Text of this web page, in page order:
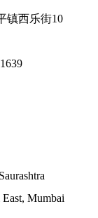
镇西乐街10
Mumbai